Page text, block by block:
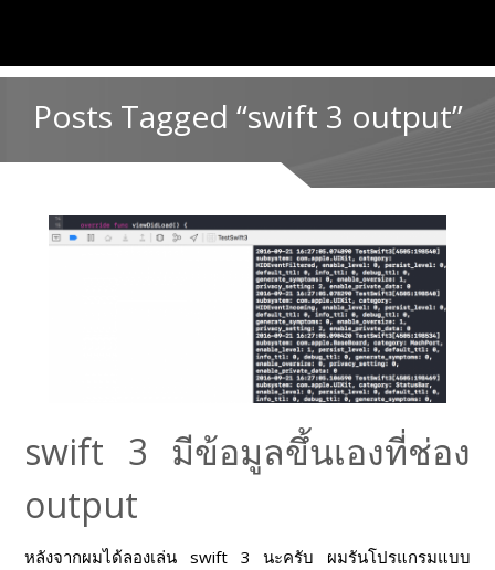
Posts Tagged “swift 3 output”
swift 3 มีข้อมูลขึ้นเองที่ช่อง
output
หลังจากผมได้ลองเล่น swift 3 นะครับ ผมรันโปรแกรมแบบ